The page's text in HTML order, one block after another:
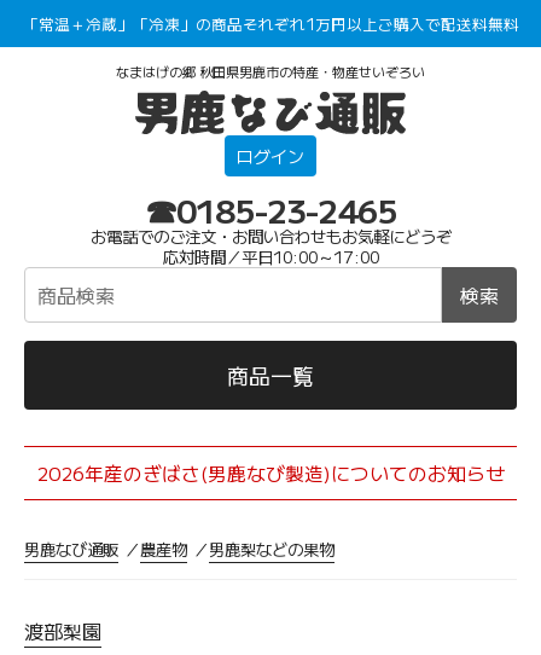
「常温＋冷蔵」「冷凍」の商品それぞれ1万円以上ご購入で配送料無料
なまはげの郷 秋田県男鹿市の特産・物産せいぞろい
ログイン
☎0185-23-2465
お電話でのご注文・お問い合わせもお気軽にどうぞ
応対時間／平日10:00～17:00
検索
商品一覧
2026年産のぎばさ(男鹿なび製造)についてのお知らせ
男鹿なび通販 農産物 男鹿梨などの果物
渡部梨園